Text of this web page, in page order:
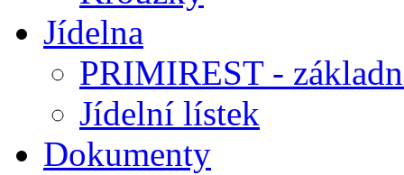
Jídelna
PRIMIREST -
Jídelní lístek
Dokumenty